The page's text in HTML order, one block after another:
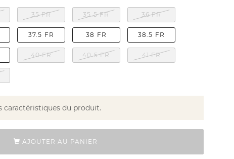
35 FR 35.5 FR 36 FR
37.5 FR 38 FR 38.5 FR
40 FR 40.5 FR 41 FR
caractéristiques du produit.
AJOUTER AU PANIER